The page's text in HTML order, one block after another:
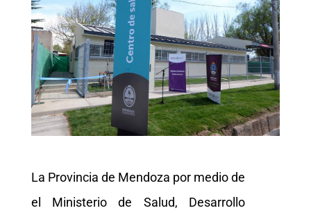
La Provincia de Mendoza por medio de
el Ministerio de Salud, Desarrollo